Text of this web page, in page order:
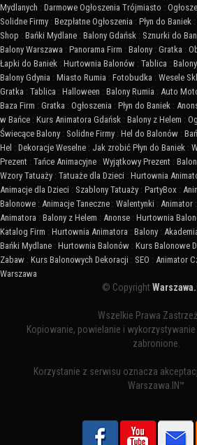
Mydlanych : Darmowe Ogłoszenia Trójmiasto :
Solidne Firmy : Bezpłatne Ogłoszenia : Płyn do Baniek :
Shop : Bańki Mydlane : Balony Gdańsk : Sznurki do
Balony Warszawa : Panorama Firm : Balony : Gratka :
Łapki do Baniek : Hurtownia Balonów : Tablica : Balony
Balony Gdynia : Miasto Rumia : Fotobudka : Wesele
Gratka : Tablica : Halloween : Balony Rumia : Auto
Baza Firm : Gratka : Ogłoszenia : Płyn do Baniek :
w Bańce : Kurs Animatora Gdańsk : Balony z Helem :
Świecące Balony : Solidne Firmy : Hel do Balonów :
Hel : Dekoracje Weselne : Jak zrobić Płyn do Baniek :
Prezent : Tańce Animacyjne : Wyjątkowy Prezent :
Wzory Tatuaży : Tatuaże dla Dzieci : Hurtownia
Animacje dla Dzieci : Szablony Tatuaży : PartyBox :
Balonowe : Animacje Taneczne : Walentynki : Animator :
Animatora : Balony z Helem : Anonse : Hurtownia
Katalog Firm : Hurtownia Animatora : Balony :
Bańki Mydlane : Hurtownia Balonów : Kurs Balonowe
Zabaw : Kurs Balonowych Dekoracji : SEO : Animator
Warszawa
© Copyright
Wszelkie Prawa
Kopiowanie, powielanie i
zabronione.
Korzystanie z serwisu oznacza
Warszawa.IN™